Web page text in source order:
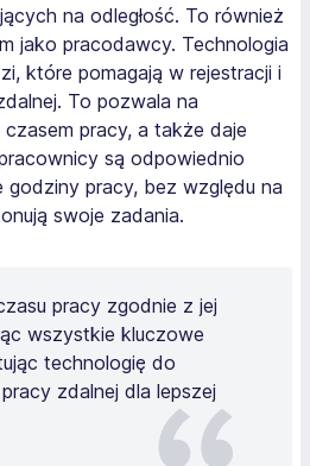
na odległość. To również
jako pracodawcy. Technologia
które pomagają w rejestracji i
To pozwala na
pracy, a także daje
są odpowiednio
pracy, bez względu na
swoje zadania.
pracy zgodnie z jej
wszystkie kluczowe
technologię do
zdalnej dla lepszej